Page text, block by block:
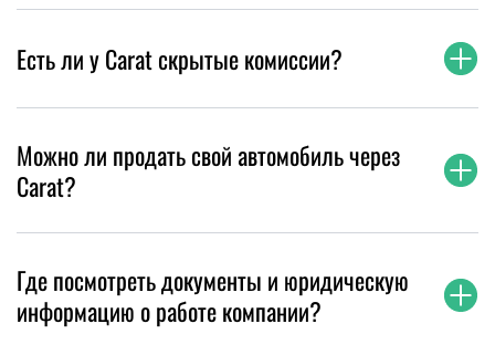
Есть ли у Carat скрытые комиссии?
Можно ли продать свой автомобиль через
Carat?
Где посмотреть документы и юридическую
информацию о работе компании?